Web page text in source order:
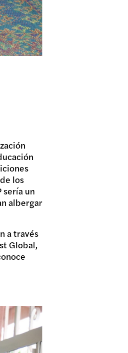
los
sería un
albergar
a través
Global,